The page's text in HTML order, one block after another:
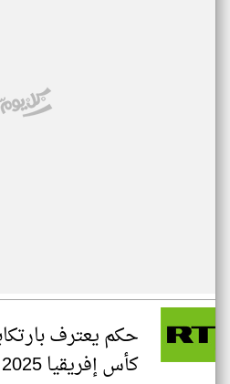
حكم يعترف
كأس إفريقيا 2025